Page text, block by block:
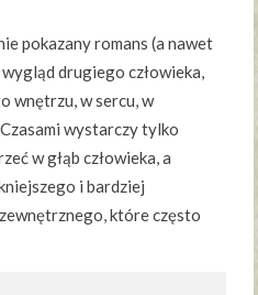
pokazany romans (a nawet
drugiego człowieka,
wnętrzu, w sercu, w
wystarczy tylko
w głąb człowieka, a
i bardziej
które często